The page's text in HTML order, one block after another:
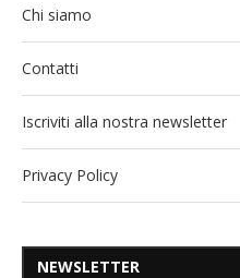
Chi siamo
Contatti
Iscriviti alla nostra newsletter
Privacy Policy
NEWSLETTER